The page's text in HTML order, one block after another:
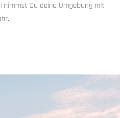
Du deine Umgebung mit